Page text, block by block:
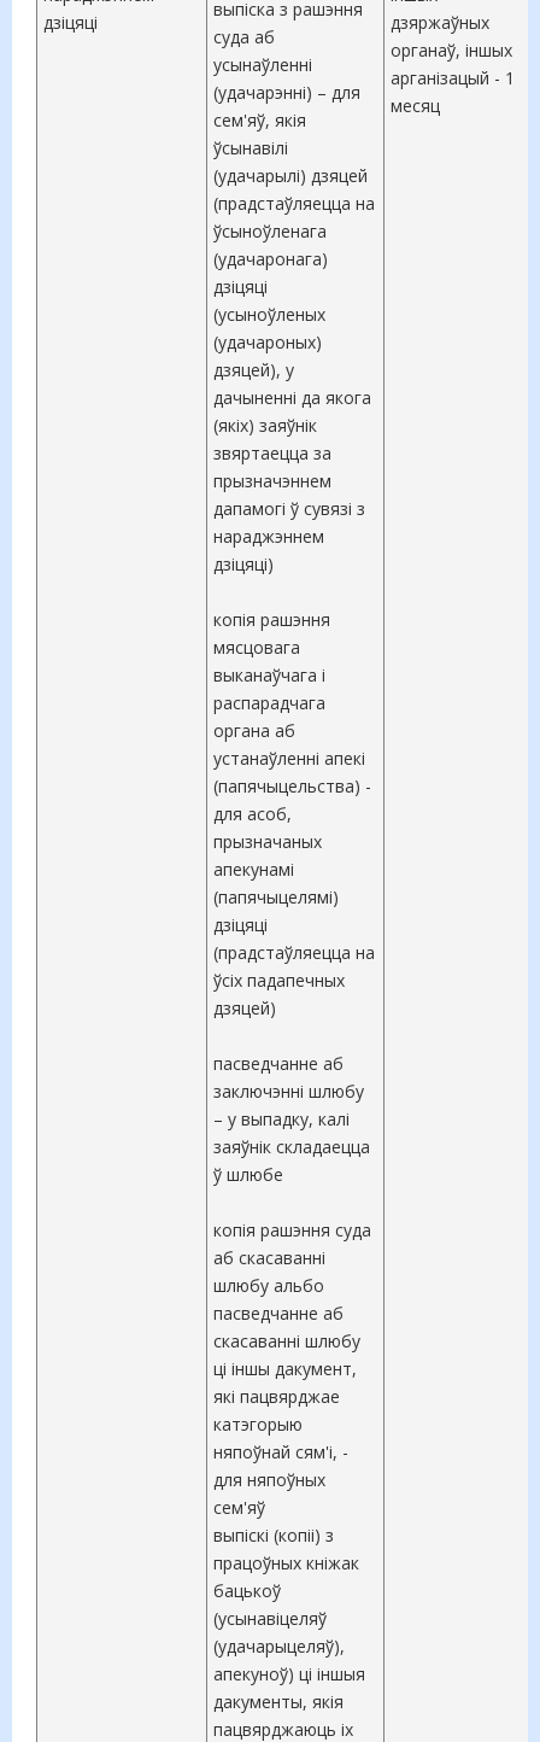
дзіцяці
выпіска з рашэння
суда аб
усынаўленні
(удачарэнні) – для
сем'яў, якія
ўсынавілі
(удачарылі) дзяцей
(прадстаўляецца на
ўсыноўленага
(удачаронага)
дзіцяці
(усыноўленых
(удачароных)
дзяцей), у
дачыненні да якога
(якіх) заяўнік
звяртаецца за
прызначэннем
дапамогі ў сувязі з
нараджэннем
дзіцяці)
копія рашэння
мясцовага
выканаўчага і
распарадчага
органа аб
устанаўленні апекі
(папячыцельства) -
для асоб,
прызначаных
апекунамі
(папячыцелямі)
дзіцяці
(прадстаўляецца на
ўсіх падапечных
дзяцей)
пасведчанне аб
заключэнні шлюбу
– у выпадку, калі
заяўнік складаецца
ў шлюбе
копія рашэння суда
аб скасаванні
шлюбу альбо
пасведчанне аб
скасаванні шлюбу
ці іншы дакумент,
які пацвярджае
катэгорыю
няпоўнай сям'і, -
для няпоўных
сем'яў
выпіскі (копіі) з
працоўных кніжак
бацькоў
(усынавіцеляў
(удачарыцеляў),
апекуноў) ці іншыя
дакументы, якія
пацвярджаюць іх
дзяржаўных
органаў, іншых
арганізацый - 1
месяц